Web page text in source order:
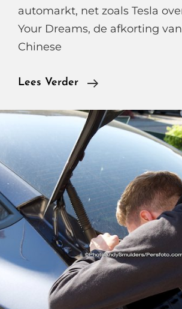
automarkt, net zoals Tesla
Your Dreams, de afkorting
Chinese
Lees Verder
BYD,
Grootse
Met
Grootste
Dromen,
Build
Your
Dreams.